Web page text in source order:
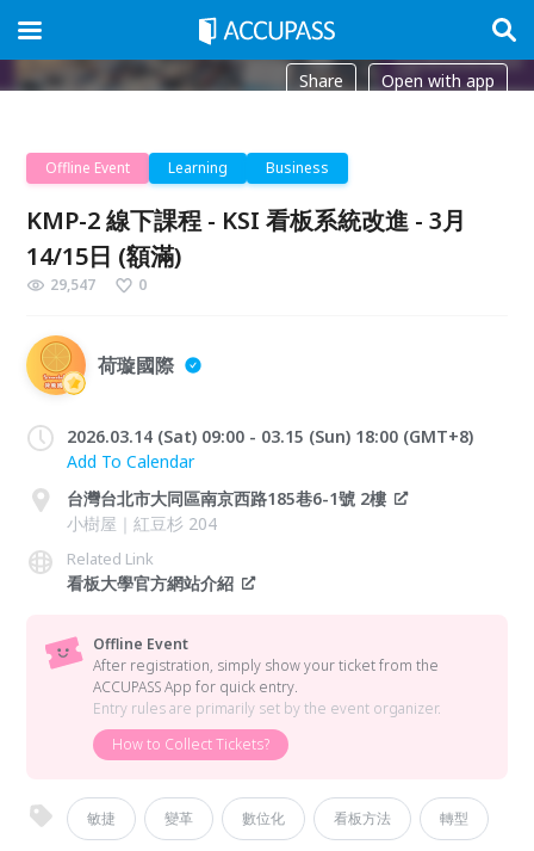
Share Open with app
Offline Event Learning Business
KMP-2 線下課程 - KSI 看板系統改進 - 3月
14/15日 (額滿)
29,547 0
荷璇國際
2026.03.14 (Sat) 09:00 - 03.15 (Sun) 18:00 (GMT+8)
Add To Calendar
台灣台北市大同區南京西路185巷6-1號 2樓
小樹屋｜紅豆杉 204
Related Link
看板大學官方網站介紹
Offline Event
After registration, simply show your ticket from the
ACCUPASS App for quick entry.
Entry rules are primarily set by the event organizer.
How to Collect Tickets?
敏捷 變革 數位化 看板方法 轉型